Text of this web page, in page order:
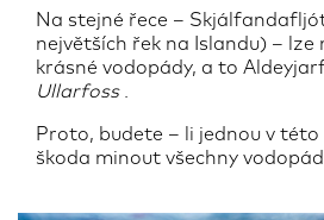
Na stejné řece –
největších řek na Islandu) – lze
krásné vodopády, a to
Ullarfoss.
Proto, budete – li jednou v
škoda minout všechny